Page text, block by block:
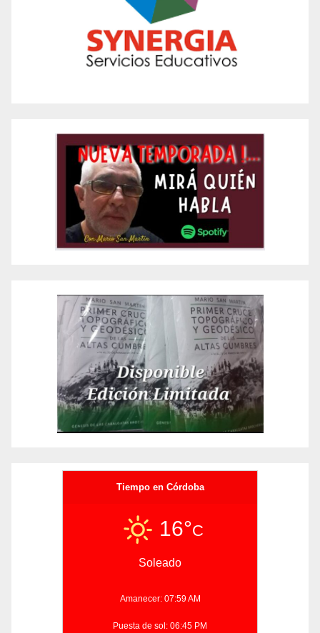
Tiempo en Córdoba
16°C
Soleado
Amanecer: 07:59 AM
Puesta de sol: 06:45 PM